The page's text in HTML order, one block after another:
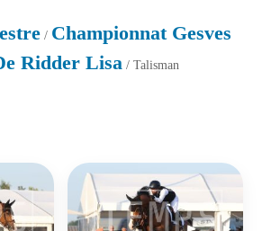
/ Championnat Gesves
Ridder Lisa / Talisman